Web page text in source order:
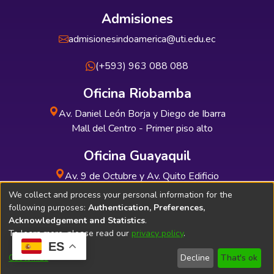
ES
Admisiones
admisionesindoamerica@uti.edu.ec
(+593) 963 088 088
Oficina Riobamba
Av. Daniel León Borja y Diego de Ibarra
Mall del Centro - Primer piso alto
Oficina Guayaquil
Av. 9 de Octubre y Av. Quito Edificio
INDUAUTO - Planta baja
Soporte Técnico Bibliolatino.com
We collect and process your personal information for the
following purposes: Authentication, Preferences,
Acknowledgement and Statistics.
To learn more, please read our privacy policy.
Customize Decline That's ok